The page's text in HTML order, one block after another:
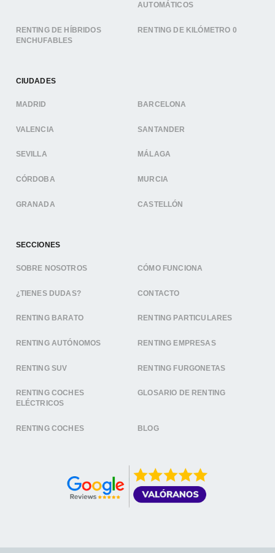
AUTOMÁTICOS
RENTING DE HÍBRIDOS
ENCHUFABLES
RENTING DE KILÓMETRO 0
CIUDADES
MADRID BARCELONA
VALENCIA SANTANDER
SEVILLA MÁLAGA
CÓRDOBA MURCIA
GRANADA CASTELLÓN
SECCIONES
SOBRE NOSOTROS CÓMO FUNCIONA
¿TIENES DUDAS? CONTACTO
RENTING BARATO RENTING PARTICULARES
RENTING AUTÓNOMOS RENTING EMPRESAS
RENTING SUV RENTING FURGONETAS
RENTING COCHES
ELÉCTRICOS
GLOSARIO DE RENTING
RENTING COCHES BLOG